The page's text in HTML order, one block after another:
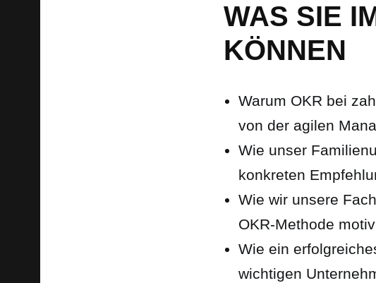
WAS SIE
KÖNNEN
Warum OKR bei
von der agilen
Wie unser
konkreten
Wie wir unsere
OKR-Methode
Wie ein
wichtigen